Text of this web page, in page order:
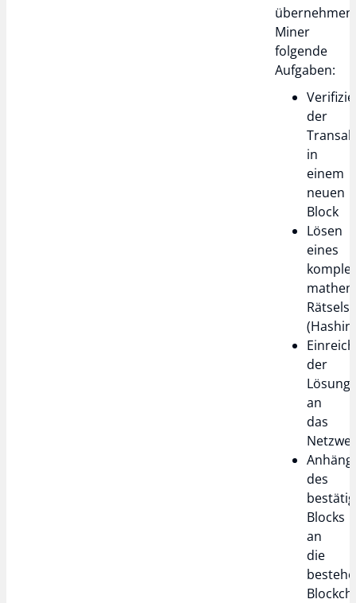
übernehmen
Miner
folgende
Aufgaben:
der
in
einem
neuen
Block
Lösen
eines
Rätsels
der
Lösung
an
das
des
Blocks
an
die